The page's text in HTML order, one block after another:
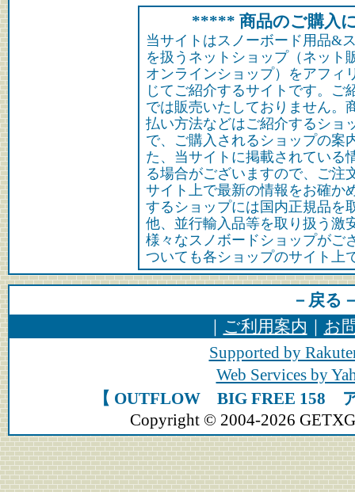
***** 商品のご購入
当サイトはスノーボード用品&
を扱うネットショップ（ネット
オンラインショップ）をアフィ
じてご紹介するサイトです。ご
では販売いたしておりません。
払い方法などはご紹介するショ
で、ご購入されるショップの案
た、当サイトに掲載されている
る場合がございますので、ご注
サイト上で最新の情報をお確か
するショップには国内正規品を
他、並行輸入品等を取り扱う激
様々なスノボードショップがご
ついても各ショップのサイト上
－戻る
｜ ご利用案内 ｜ お
Supported by
Web Services by
【 OUTFLOW BIG FREE 158
Copyright © 2004-2026